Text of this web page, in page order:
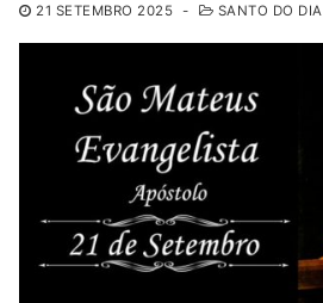
Loja
Santo do Dia
Quem somos nós
21 SETEMBRO 2025 - SANTO DO DIA